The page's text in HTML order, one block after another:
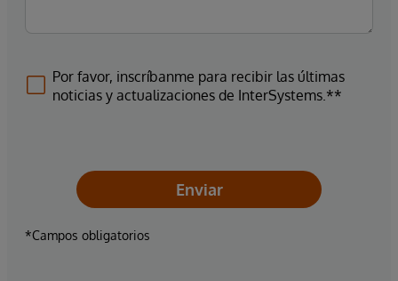
Por favor, inscríbanme para recibir las últimas
noticias y actualizaciones de InterSystems.**
Enviar
*Campos obligatorios